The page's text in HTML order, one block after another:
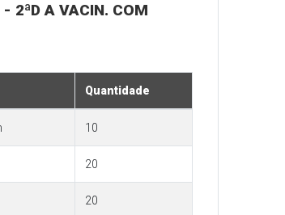
2ªD A VACIN. COM
Quantidade
10
20
20